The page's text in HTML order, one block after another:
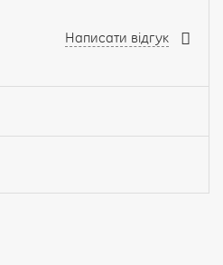
Написати відгук